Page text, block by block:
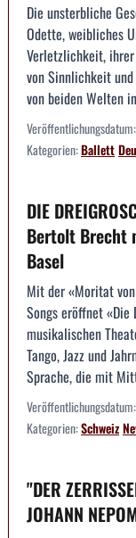
Die unsterbliche
Odette, weibliches
Verletzlichkeit,
von Sinnlichkeit
von beiden Welten
Veröffentlichungsdatum:
Kategorien:Ballett
DIE
Bertolt Brecht
Basel
Mit der «Moritat
Songs eröffnet «Die
musikalischen
Tango, Jazz und
Sprache, die mit
Veröffentlichungsdatum:
Kategorien:Schweiz
"DER
JOHANN